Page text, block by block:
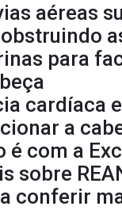
aéreas
para
cardíaca
a
com a
sobre
conferir